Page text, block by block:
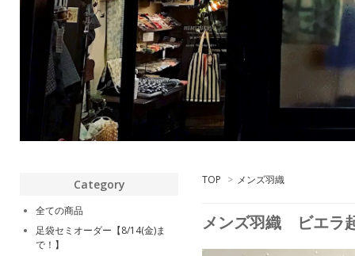
TOP > メンズ羽織
メンズ羽織 ビエラ
Category
全ての商品
足袋セミオーダー【8/14(金)ま
で！】